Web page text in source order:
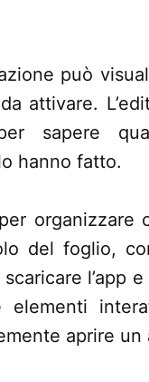
può
attivare.
sapere
hanno fatto.
organizzare
del foglio,
l’app
elementi
aprire un